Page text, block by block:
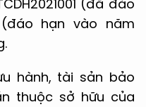
(đã đáo
(đáo hạn vào năm
hành, tài sản bảo
thuộc sở hữu của